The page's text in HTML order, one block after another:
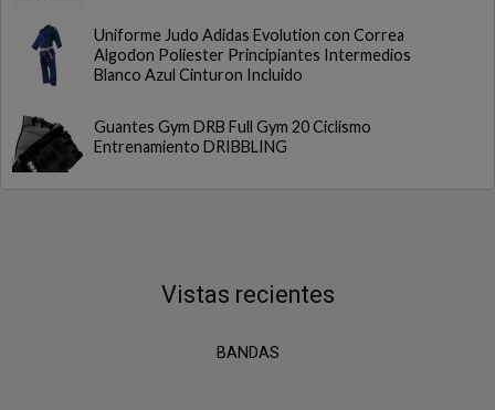
Uniforme Judo Adidas Evolution con Correa
Algodon Poliester Principiantes Intermedios
Blanco Azul Cinturon Incluido
Guantes Gym DRB Full Gym 20 Ciclismo
Entrenamiento DRIBBLING
Vistas recientes
BANDAS